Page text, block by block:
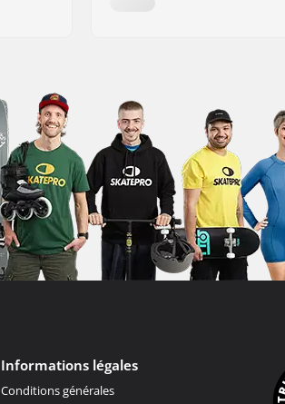
Informations légales
Conditions générales